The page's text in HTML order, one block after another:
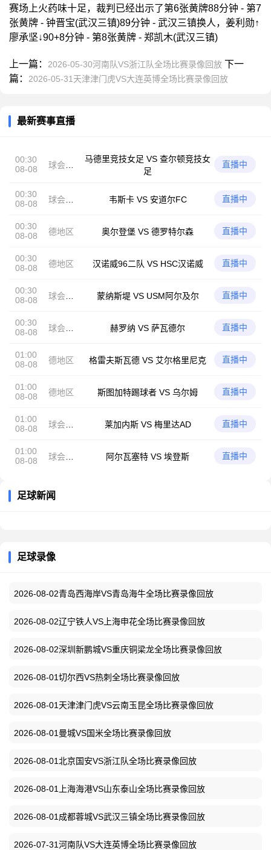
赛场上火药味十足，裁判已经出示了第6张黄牌88分钟 - 第7
张黄牌 - 钟晋宝(武汉三镇)89分钟 - 武汉三镇换人，姜利勋↑
廖承坚↓90+8分钟 - 第8张黄牌 - 郑凯木(武汉三镇)
上一篇： 2026-05-30河南队VS浙江队全场比赛录像回放 下一
篇： 2026-05-31天津津门虎VS大连英博全场比赛录像回放
最新赛事直播
00:30
08-08
球会友
马德里竞技女足 VS 查尔顿竞技女
足
直播中
00:30
08-08
球会友
韦斯卡 VS 安道尔FC 直播中
00:30
08-08
德地区 奥尔登堡 VS 德罗特尔森 直播中
00:30
08-08
德地区 汉诺威96二队 VS HSC汉诺威 直播中
00:30
08-08
球会友
蒙纳斯堤 VS USM阿尔及尔 直播中
00:30
08-08
球会友
赫罗纳 VS 萨瓦德尔 直播中
01:00
08-08
德地区 格雷夫斯瓦德 VS 艾尔格里尼克 直播中
01:00
08-08
德地区 斯图加特踢球者 VS 乌尔姆 直播中
01:00
08-08
球会友
莱加内斯 VS 梅里达AD 直播中
01:00
08-08
球会友
阿尔瓦塞特 VS 埃登斯 直播中
足球新闻
足球录像
2026-08-02青岛西海岸VS青岛海牛全场比赛录像回放
2026-08-02辽宁铁人VS上海申花全场比赛录像回放
2026-08-02深圳新鹏城VS重庆铜梁龙全场比赛录像回放
2026-08-01切尔西VS热刺全场比赛录像回放
2026-08-01天津津门虎VS云南玉昆全场比赛录像回放
2026-08-01曼城VS国米全场比赛录像回放
2026-08-01北京国安VS浙江队全场比赛录像回放
2026-08-01上海海港VS山东泰山全场比赛录像回放
2026-08-01成都蓉城VS武汉三镇全场比赛录像回放
2026-07-31河南队VS大连英博全场比赛录像回放